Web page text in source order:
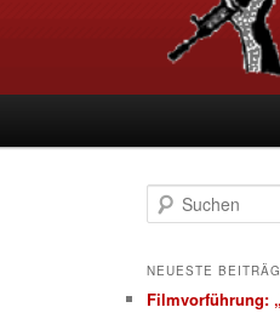
u
h
NEUESTE
Filmvorführung: